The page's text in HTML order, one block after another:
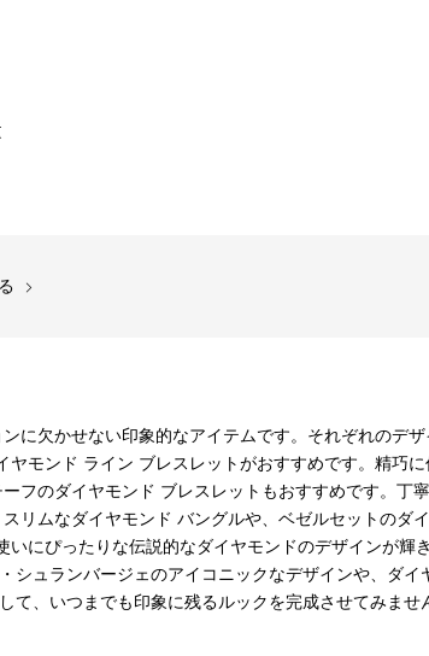
に欠かせない印象的なアイテムです。それぞれのデ
モンド ライン ブレスレットがおすすめです。精巧
フのダイヤモンド ブレスレットもおすすめです。丁
リムなダイヤモンド バングルや、ベゼルセットのダ
にぴったりな伝説的なダイヤモンドのデザインが輝
ュランバージェのアイコニックなデザインや、ダイ
、いつまでも印象に残るルックを完成させてみませ